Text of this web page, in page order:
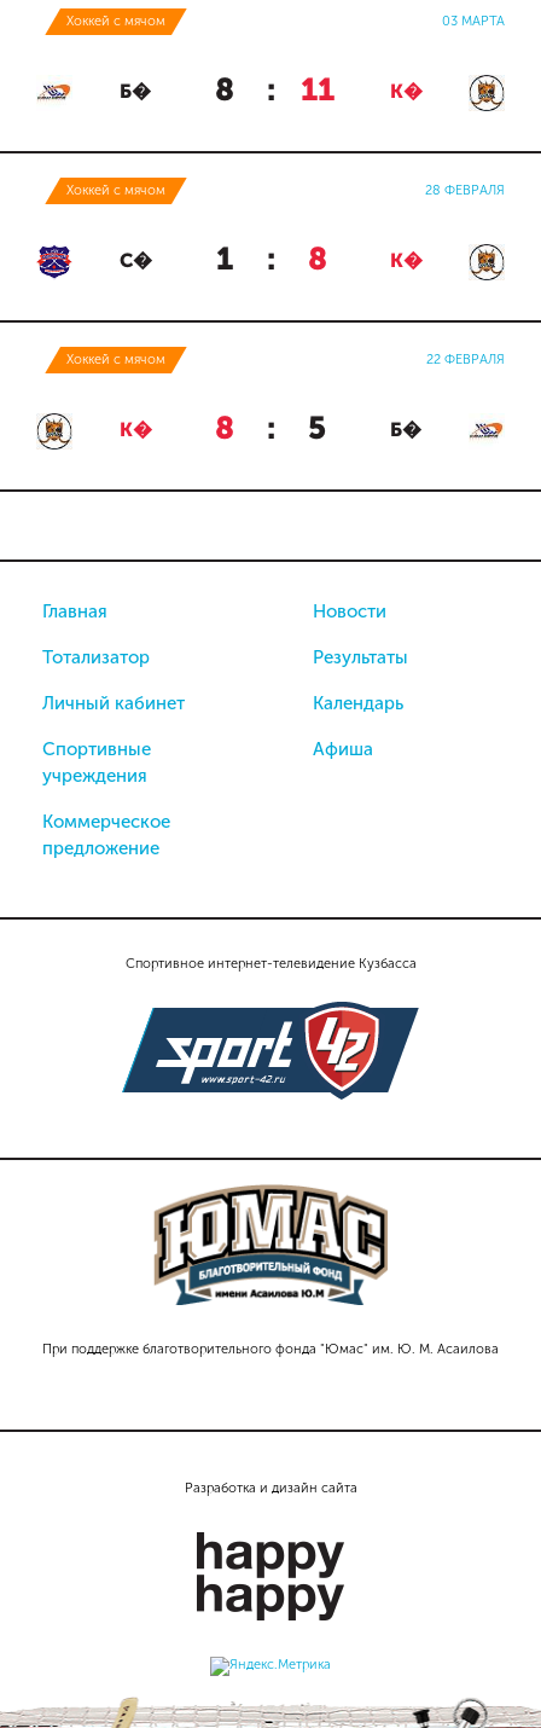
Хоккей с мячом 03 МАРТА
Б� 8 : 11 К�
Хоккей с мячом 28 ФЕВРАЛЯ
С� 1 : 8 К�
Хоккей с мячом 22 ФЕВРАЛЯ
К� 8 : 5 Б�
Спортивное интернет-телевидение Кузбасса
При поддержке благотворительного фонда "Юмас" им. Ю. М. Асаилова
Главная
Тотализатор
Личный кабинет
Спортивные
учреждения
Коммерческое
предложение
Новости
Результаты
Календарь
Афиша
Разработка и дизайн сайта